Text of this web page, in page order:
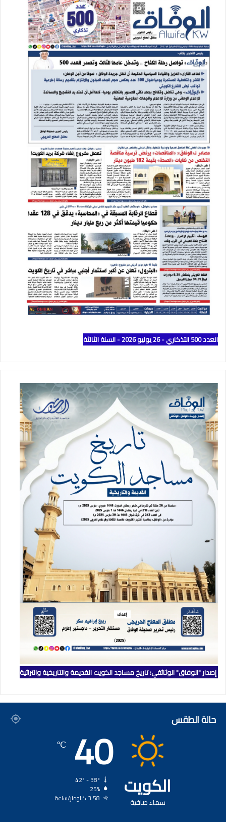
العدد 500 التذكاري - 26 يوليو 2026 - السنة الثالثة
إصدار "الوفاق" الوثائقي: تاريخ مساجد الكويت القديمة والتاريخية والتراثية
حالة الطقس
الكويت
سماء صافية
40
℃
25%
3.58 كيلومتر/ساعة